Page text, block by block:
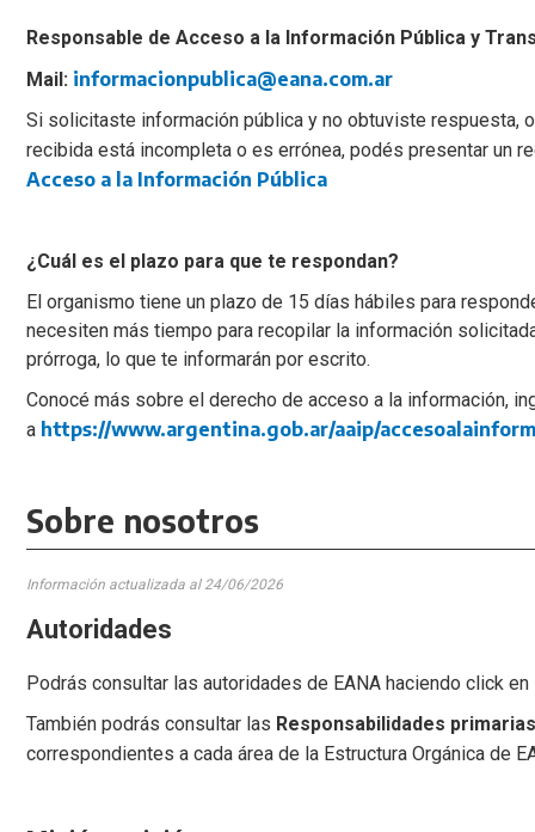
Responsable de Acceso a la Información Pública y
Mail: informacionpublica@eana.com.ar
Si solicitaste información pública y no obtuviste respuesta,
recibida está incompleta o es errónea, podés presentar un
Acceso a la Información Pública
¿Cuál es el plazo para que te respondan?
El organismo tiene un plazo de 15 días hábiles para
necesiten más tiempo para recopilar la información
prórroga, lo que te informarán por escrito.
Conocé más sobre el derecho de acceso a la información,
a https://www.argentina.gob.ar/aaip/
Sobre nosotros
Información actualizada al 24/06/2026
Autoridades
Podrás consultar las autoridades de EANA haciendo click en
También podrás consultar las Responsabilidades
correspondientes a cada área de la Estructura Orgánica de